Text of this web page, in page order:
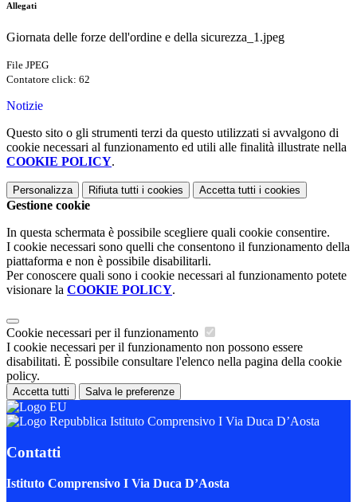
Allegati
Giornata delle forze dell'ordine e della sicurezza_1.jpeg
File JPEG
Contatore click: 62
Notizie
Questo sito o gli strumenti terzi da questo utilizzati si avvalgono di
cookie necessari al funzionamento ed utili alle finalità illustrate nella
COOKIE POLICY.
Personalizza Rifiuta tutti i cookies Accetta tutti i cookies
Gestione cookie
In questa schermata è possibile scegliere quali cookie consentire.
I cookie necessari sono quelli che consentono il funzionamento della
piattaforma e non è possibile disabilitarli.
Per conoscere quali sono i cookie necessari al funzionamento potete
visionare la COOKIE POLICY.
Cookie necessari per il funzionamento
I cookie necessari per il funzionamento non possono essere
disabilitati. È possibile consultare l'elenco nella pagina della cookie
policy.
Accetta tutti Salva le preferenze
Istituto Comprensivo I Via Duca D’Aosta
Contatti
Istituto Comprensivo I Via Duca D’Aosta